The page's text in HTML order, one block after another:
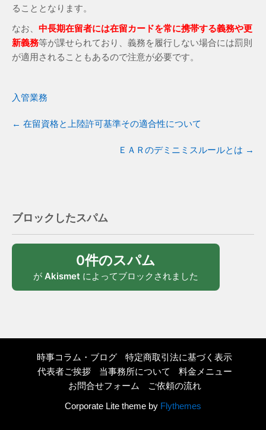
ることとなります。
なお、 中長期在留者には在留カードを常に携帯する義務や更
新義務等が課せられており、義務を履行しない場合には罰則
が適用されることもあるので注意が必要です。
入管業務
← 在留資格と上陸許可基準その適合性について
ＥＡＲのデミニミスルールとは →
ブロックしたスパム
0件のスパム
が Akismet によってブロックされました
時事コラム・ブログ
特定商取引法に基づく表示
代表者ご挨拶
当事務所について
料金メニュー
お問合せフォーム
ご依頼の流れ
Corporate Lite theme by Flythemes